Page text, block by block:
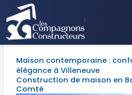
Maison contemporaine :
élégance à Villeneuve
Construction de maison en
Comté